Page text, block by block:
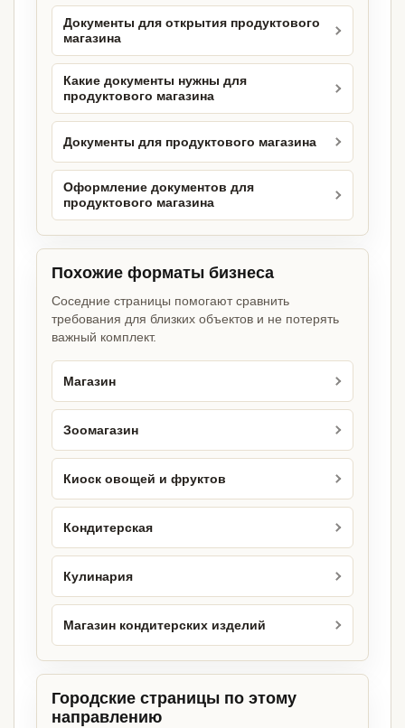
Документы для открытия продуктового
магазина
Какие документы нужны для
продуктового магазина
Документы для продуктового магазина
Оформление документов для
продуктового магазина
Похожие форматы бизнеса
Соседние страницы помогают сравнить
требования для близких объектов и не потерять
важный комплект.
Магазин
Зоомагазин
Киоск овощей и фруктов
Кондитерская
Кулинария
Магазин кондитерских изделий
Городские страницы по этому
направлению